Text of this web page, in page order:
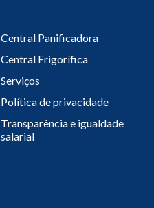
Central Panificadora
Central Frigorífica
Serviços
Política de privacidade
Transparência e igualdade
salarial